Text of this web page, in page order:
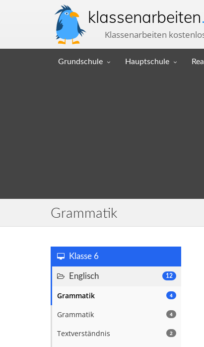
klassenarbeiten
Klassenarbeiten
Grundschule Hauptschule
Grammatik
Klasse 6
12
Englisch
4
Grammatik
4
Grammatik
2
Textverständnis